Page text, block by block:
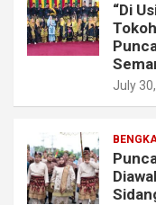
“Di
July